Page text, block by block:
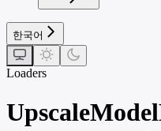
한국어
Loaders